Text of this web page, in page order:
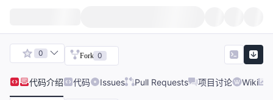
0 Fork 0
代码介绍 代码 Issues Pull Requests 项目讨论 Wiki